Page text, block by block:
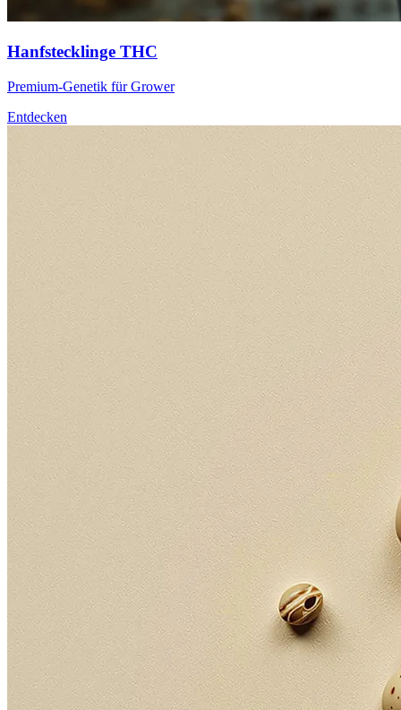
Hanfstecklinge THC
Premium-Genetik für Grower
Entdecken